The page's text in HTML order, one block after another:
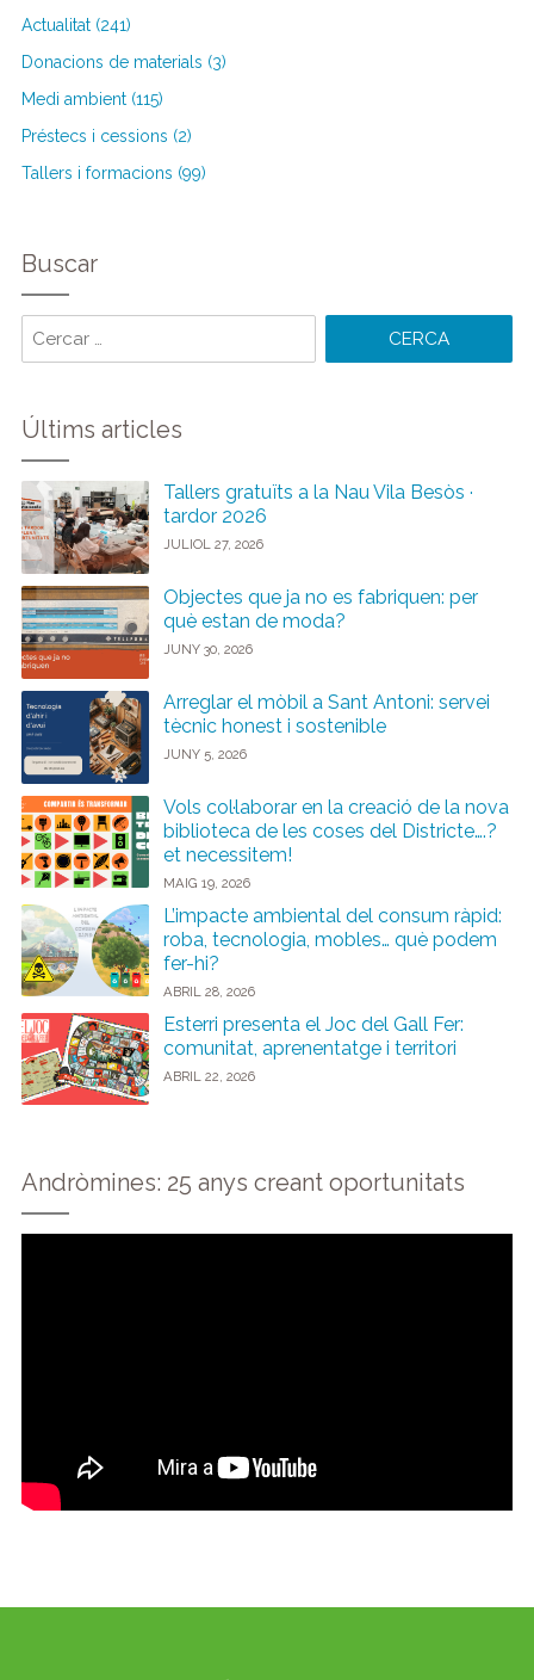
Actualitat (241)
Donacions de materials (3)
Medi ambient (115)
Préstecs i cessions (2)
Tallers i formacions (99)
Buscar
Últims articles
Tallers gratuïts a la Nau Vila Besòs ·
tardor 2026
JULIOL 27, 2026
Objectes que ja no es fabriquen: per
què estan de moda?
JUNY 30, 2026
Arreglar el mòbil a Sant Antoni: servei
tècnic honest i sostenible
JUNY 5, 2026
Vols col·laborar en la creació de la nova
biblioteca de les coses del Districte….?
et necessitem!
MAIG 19, 2026
L’impacte ambiental del consum ràpid:
roba, tecnologia, mobles… què podem
fer-hi?
ABRIL 28, 2026
Esterri presenta el Joc del Gall Fer:
comunitat, aprenentatge i territori
ABRIL 22, 2026
Andròmines: 25 anys creant oportunitats